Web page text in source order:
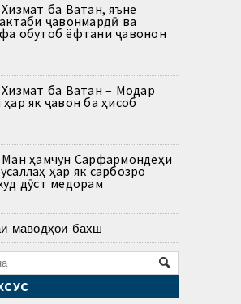
ба Ватан, яъне
ҷавонмардӣ ва
обутоб ёфтани ҷавонон
ба Ватан – Модар
як ҷавон ба ҳисоб
ҳамчун Сарфармондеҳи
ҳар як сарбозро
дӯст медорам
маводҳои бахш